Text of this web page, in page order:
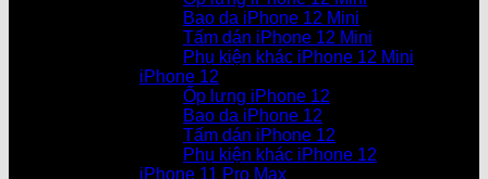
Bao da iPhone 12 Mini
Tấm dán iPhone 12 Mini
Phụ kiện khác iPhone 12 Mini
iPhone 12
Ốp lưng iPhone 12
Bao da iPhone 12
Tấm dán iPhone 12
Phụ kiện khác iPhone 12
iPhone 11 Pro Max